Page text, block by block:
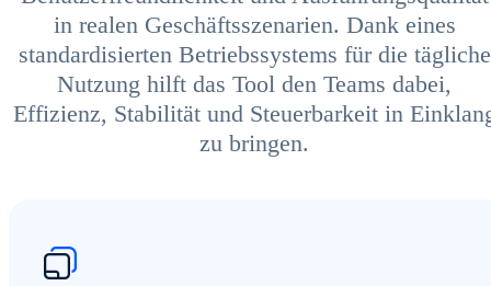
in realen Geschäftsszenarien. Dank eines
standardisierten Betriebssystems für die tägliche
Nutzung hilft das Tool den Teams dabei,
Effizienz, Stabilität und Steuerbarkeit in
zu bringen.